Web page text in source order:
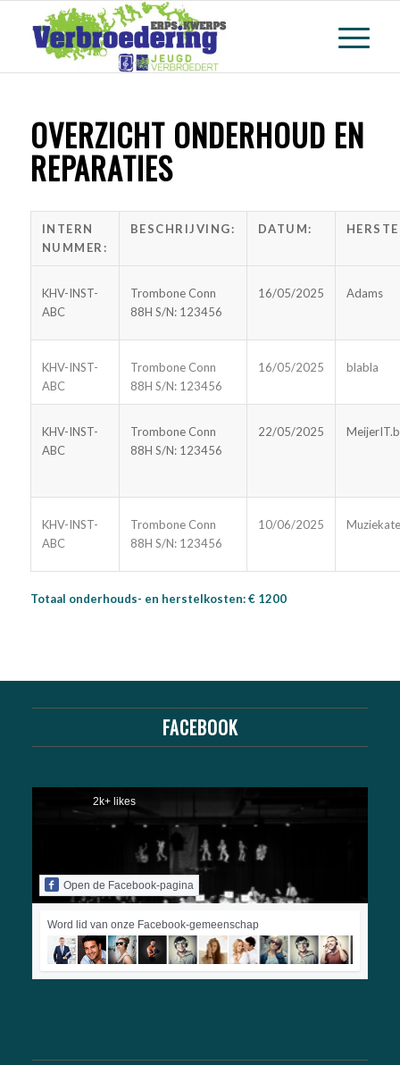
OVERZICHT ONDERHOUD EN
REPARATIES
INTERN
NUMMER:
BESCHRIJVING: DATUM:
KHV-INST-
ABC
Trombone Conn
88H S/N: 123456
16/05/2025 Adams
KHV-INST-
ABC
Trombone Conn
88H S/N: 123456
16/05/2025 blabla
KHV-INST-
ABC
Trombone Conn
88H S/N: 123456
22/05/2025
KHV-INST-
ABC
Trombone Conn
88H S/N: 123456
10/06/2025
Totaal onderhouds- en herstelkosten: € 1200
FACEBOOK
2k+ likes
Open de Facebook-pagina
Word lid van onze Facebook-gemeenschap